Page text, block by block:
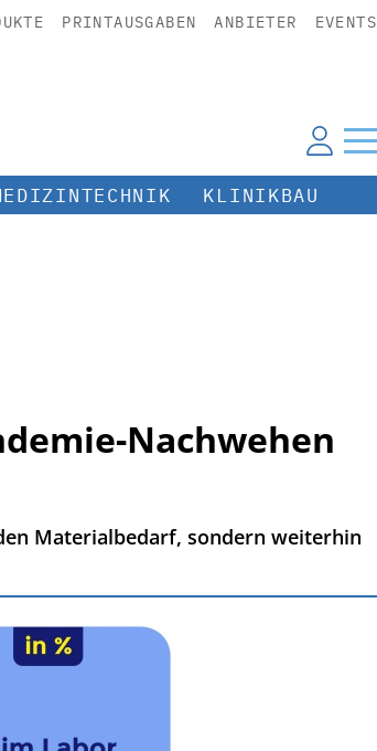
PRINTAUSGABEN ANBIETER EVENTS
KLINIKBAU
Nachwehen
Materialbedarf, sondern weiterhin